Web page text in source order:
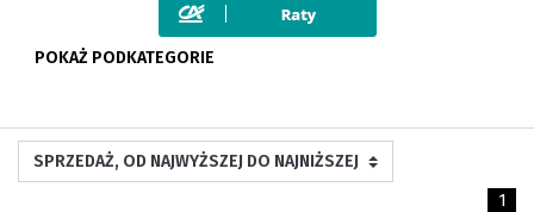
POKAŻ PODKATEGORIE
1